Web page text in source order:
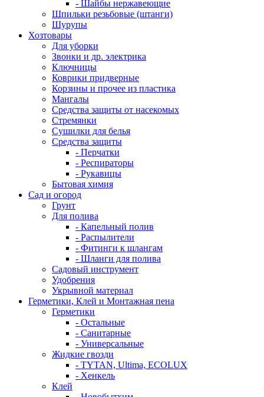
- Шайбы нержавеющие
Шпильки резьбовые (штанги)
Шурупы
Хозтовары
Для уборки
Звонки и др. электрика
Ключницы
Коврики придверные
Корзины и прочее из пластика
Мангалы
Средства защиты от насекомых
Стремянки
Сушилки для белья
Средства защиты
- Перчатки
- Респираторы
- Рукавицы
Бытовая химия
Сад и огород
Грунт
Для полива
- Капельный полив
- Распылители
- Фитинги к шлангам
- Шланги для полива
Садовый инструмент
Удобрения
Укрывной материал
Герметики, Клей и Монтажная пена
Герметики
- Остальные
- Санитарные
- Универсальные
Жидкие гвозди
- TYTAN, Ultima, ECOLUX
- Хенкель
Клей